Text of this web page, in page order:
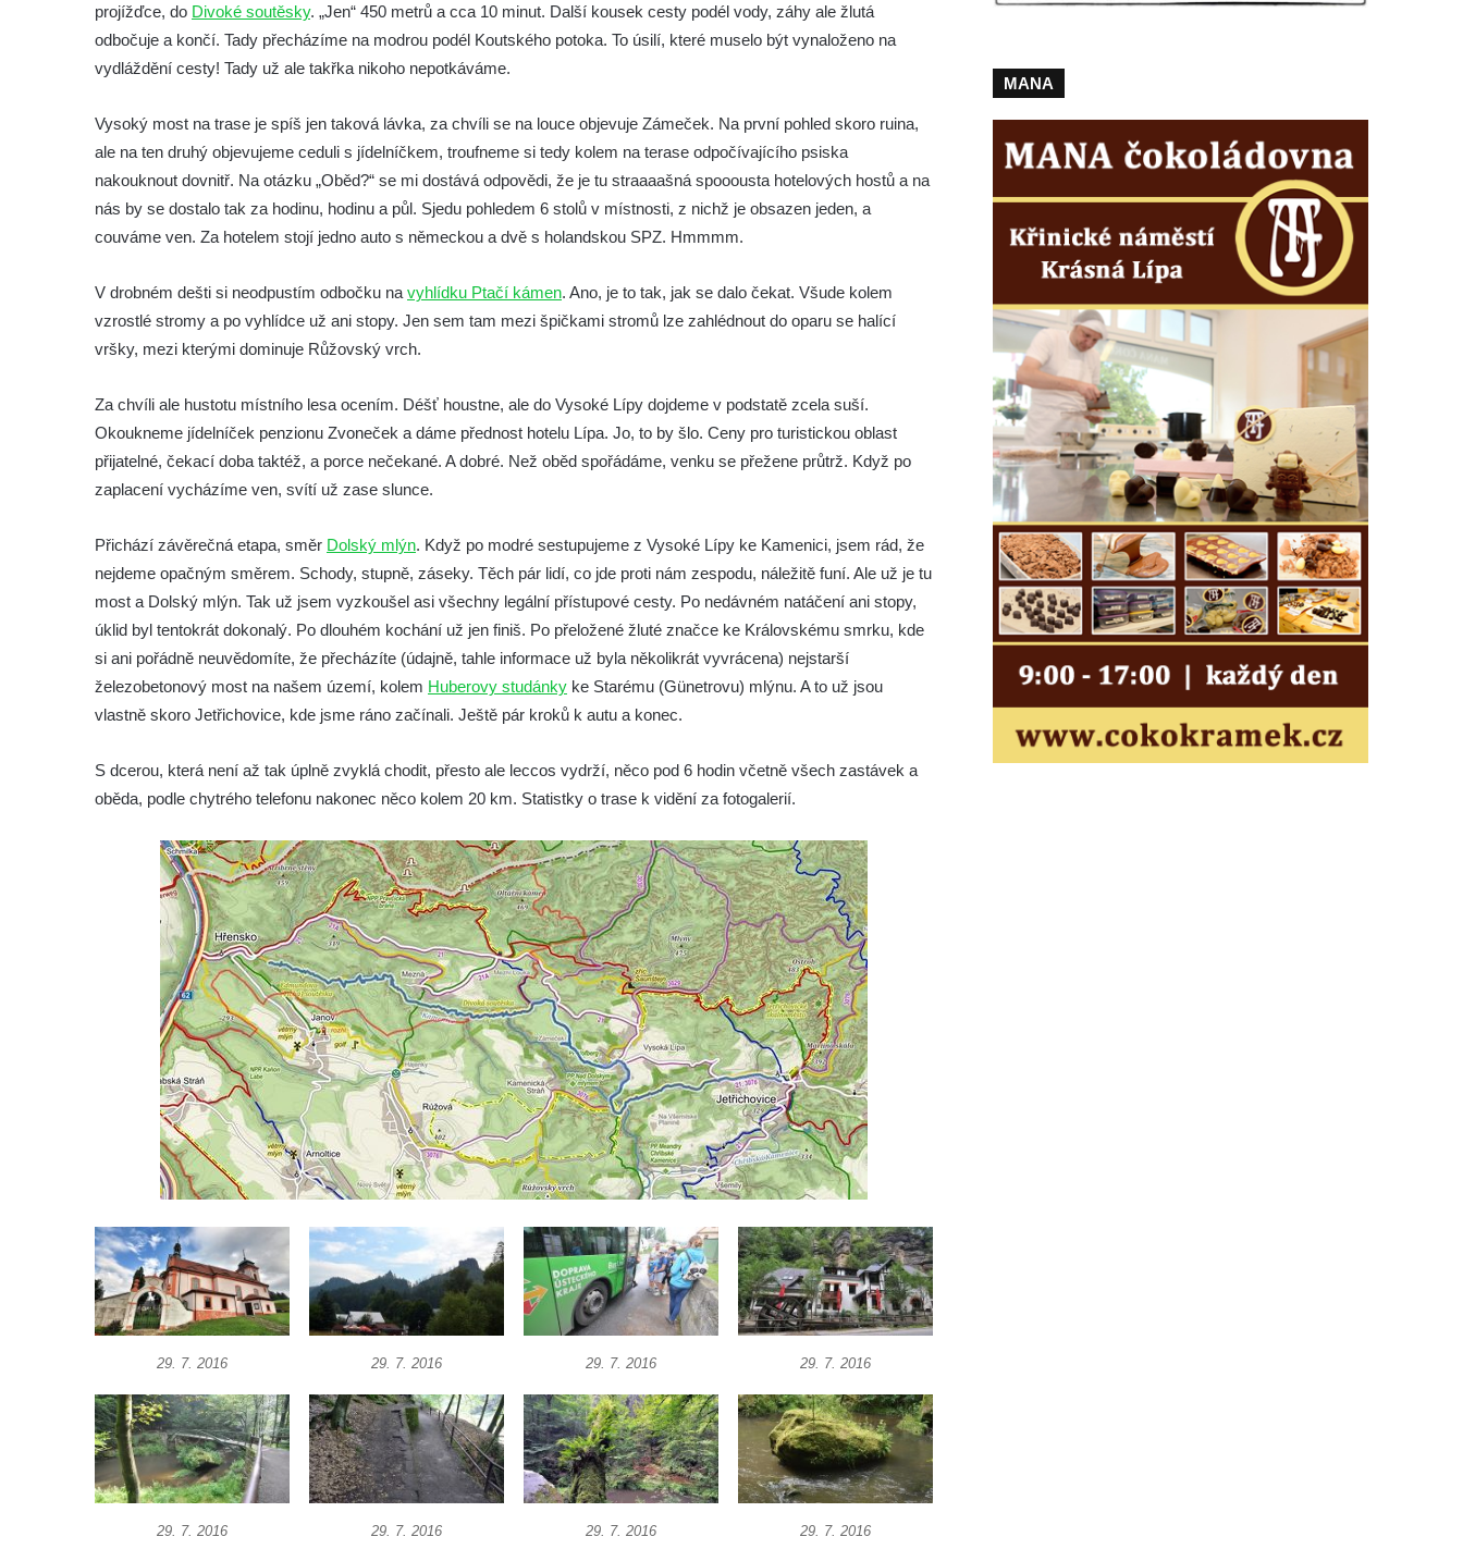
projížďce, do Divoké soutěsky. „Jen“ 450 metrů a cca 10 minut. Další kousek cesty podél vody, záhy ale žlutá
odbočuje a končí. Tady přecházíme na modrou podél Koutského potoka. To úsilí, které muselo být vynaloženo na
vydláždění cesty! Tady už ale takřka nikoho nepotkáváme.
Vysoký most na trase je spíš jen taková lávka, za chvíli se na louce objevuje Zámeček. Na první pohled skoro ruina,
ale na ten druhý objevujeme ceduli s jídelníčkem, troufneme si tedy kolem na terase odpočívajícího psiska
nakouknout dovnitř. Na otázku „Oběd?“ se mi dostává odpovědi, že je tu straaaašná spooousta hotelových hostů a na
nás by se dostalo tak za hodinu, hodinu a půl. Sjedu pohledem 6 stolů v místnosti, z nichž je obsazen jeden, a
couváme ven. Za hotelem stojí jedno auto s německou a dvě s holandskou SPZ. Hmmmm.
V drobném dešti si neodpustím odbočku na vyhlídku Ptačí kámen. Ano, je to tak, jak se dalo čekat. Všude kolem
vzrostlé stromy a po vyhlídce už ani stopy. Jen sem tam mezi špičkami stromů lze zahlédnout do oparu se halící
vršky, mezi kterými dominuje Růžovský vrch.
Za chvíli ale hustotu místního lesa ocením. Déšť houstne, ale do Vysoké Lípy dojdeme v podstatě zcela suší.
Okoukneme jídelníček penzionu Zvoneček a dáme přednost hotelu Lípa. Jo, to by šlo. Ceny pro turistickou oblast
přijatelné, čekací doba taktéž, a porce nečekané. A dobré. Než oběd spořádáme, venku se přežene průtrž. Když po
zaplacení vycházíme ven, svítí už zase slunce.
Přichází závěrečná etapa, směr Dolský mlýn. Když po modré sestupujeme z Vysoké Lípy ke Kamenici, jsem rád, že
nejdeme opačným směrem. Schody, stupně, záseky. Těch pár lidí, co jde proti nám zespodu, náležitě funí. Ale už je tu
most a Dolský mlýn. Tak už jsem vyzkoušel asi všechny legální přístupové cesty. Po nedávném natáčení ani stopy,
úklid byl tentokrát dokonalý. Po dlouhém kochání už jen finiš. Po přeložené žluté značce ke Královskému smrku, kde
si ani pořádně neuvědomíte, že přecházíte (údajně, tahle informace už byla několikrát vyvrácena) nejstarší
železobetonový most na našem území, kolem Huberovy studánky ke Starému (Günetrovu) mlýnu. A to už jsou
vlastně skoro Jetřichovice, kde jsme ráno začínali. Ještě pár kroků k autu a konec.
S dcerou, která není až tak úplně zvyklá chodit, přesto ale leccos vydrží, něco pod 6 hodin včetně všech zastávek a
oběda, podle chytrého telefonu nakonec něco kolem 20 km. Statistky o trase k vidění za fotogalerií.
29. 7. 2016 29. 7. 2016 29. 7. 2016 29. 7. 2016
29. 7. 2016 29. 7. 2016 29. 7. 2016 29. 7. 2016
MANA